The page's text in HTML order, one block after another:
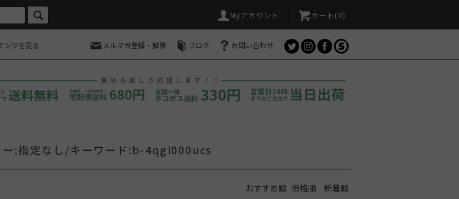
Myアカウント カート( 0)
ンツを見る メルマガ登録・解除 ブログ お問い合わせ
ー:指定なし/キーワード:b-4qgl000ucs
おすすめ順 価格順 新着順